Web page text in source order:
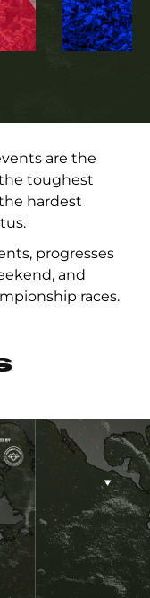
are the
toughest
hardest
progresses
and
races.